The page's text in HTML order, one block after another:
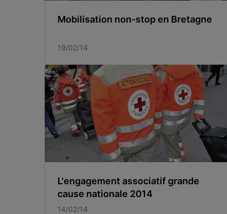
Mobilisation non-stop en Bretagne
19/02/14
L'engagement associatif grande
cause nationale 2014
14/02/14